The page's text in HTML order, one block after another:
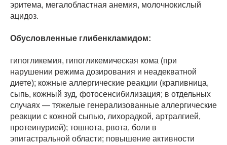
эритема, мегалобластная анемия, молочнокислый
ацидоз.
Обусловленные глибенкламидом:
гипогликемия, гипогликемическая кома (при
нарушении режима дозирования и неадекватной
диете); кожные аллергические реакции (крапивница,
сыпь, кожный зуд, фотосенсибилизация; в отдельных
случаях — тяжелые генерализованные аллергические
реакции с кожной сыпью, лихорадкой, артралгией,
протеинурией); тошнота, рвота, боли в
эпигастральной области; повышение активности